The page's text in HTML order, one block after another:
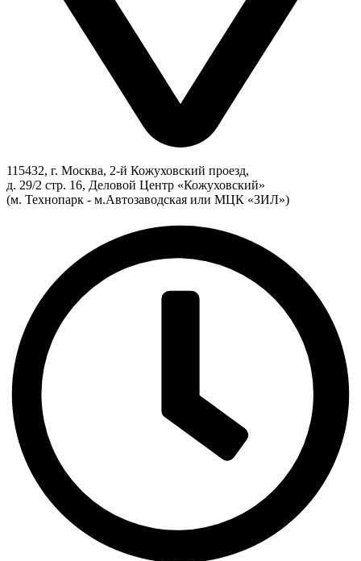
115432, г. Москва, 2-й Кожуховский проезд,
д. 29/2 стр. 16, Деловой Центр «Кожуховский»
(м. Технопарк - м.Автозаводская или МЦК «ЗИЛ»)